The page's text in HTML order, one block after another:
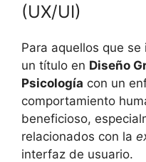
(UX/UI)
Para aquellos que
un título en Diseño
Psicología con un
comportamiento
beneficioso,
relacionados con la
interfaz de usuario.